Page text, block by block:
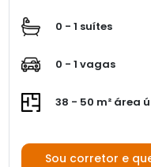
0 - 1 suítes
0 - 1 vagas
38 - 50 m² área
Sou corretor e